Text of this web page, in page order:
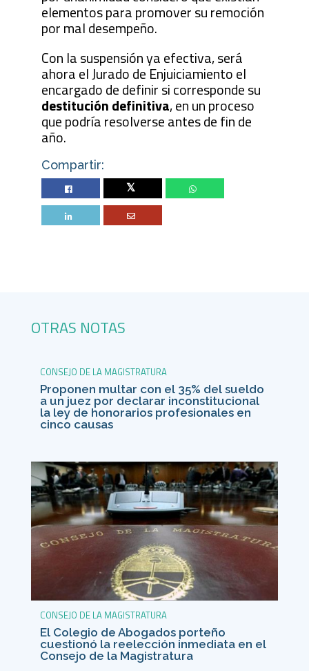
elementos para promover su remoción
por mal desempeño.
Con la suspensión ya efectiva, será
ahora el Jurado de Enjuiciamiento el
encargado de definir si corresponde su
destitución definitiva, en un proceso
que podría resolverse antes de fin de
año.
Compartir:
Twitter
OTRAS NOTAS
CONSEJO DE LA MAGISTRATURA
Proponen multar con el 35% del sueldo
a un juez por declarar inconstitucional
la ley de honorarios profesionales en
cinco causas
CONSEJO DE LA MAGISTRATURA
El Colegio de Abogados porteño
cuestionó la reelección inmediata en el
Consejo de la Magistratura